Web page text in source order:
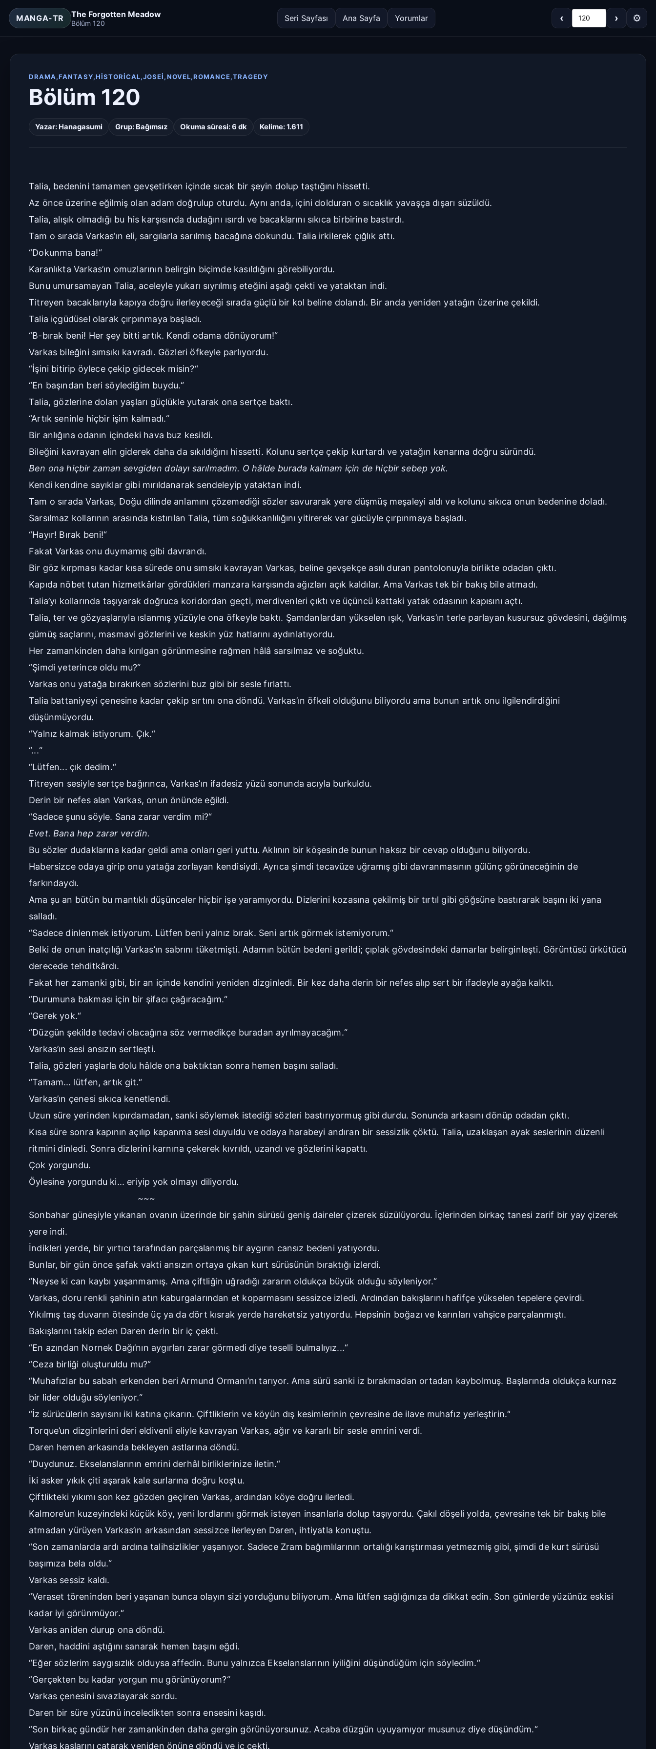
MANGA-TR The Forgotten Meadow
Bölüm 120 Seri Sayfası Ana Sayfa Yorumlar ‹ 120 › ⚙
İlk Bölüm
DRAMA,FANTASY,HISTORICAL,JOSEI,NOVEL,ROMANCE,TRAGEDY
Bölüm 120
Yazar: Hanagasumi Grup: Bağımsız Okuma süresi: 6 dk Kelime: 1.611
Talia, bedenini tamamen gevşetirken içinde sıcak bir şeyin dolup taştığını hissetti.
Az önce üzerine eğilmiş olan adam doğrulup oturdu. Aynı anda, içini dolduran o sıcaklık yavaşça dışarı süzüldü.
Talia, alışık olmadığı bu his karşısında dudağını ısırdı ve bacaklarını sıkıca birbirine bastırdı.
Tam o sırada Varkas’ın eli, sargılarla sarılmış bacağına dokundu. Talia irkilerek çığlık attı.
“Dokunma bana!“
Karanlıkta Varkas’ın omuzlarının belirgin biçimde kasıldığını görebiliyordu.
Bunu umursamayan Talia, aceleyle yukarı sıyrılmış eteğini aşağı çekti ve yataktan indi.
Titreyen bacaklarıyla kapıya doğru ilerleyeceği sırada güçlü bir kol beline dolandı. Bir anda yeniden yatağın üzerine çekildi.
Talia içgüdüsel olarak çırpınmaya başladı.
“B-bırak beni! Her şey bitti artık. Kendi odama dönüyorum!“
Varkas bileğini sımsıkı kavradı. Gözleri öfkeyle parlıyordu.
“İşini bitirip öylece çekip gidecek misin?“
“En başından beri söylediğim buydu.“
Talia, gözlerine dolan yaşları güçlükle yutarak ona sertçe baktı.
“Artık seninle hiçbir işim kalmadı.“
Bir anlığına odanın içindeki hava buz kesildi.
Bileğini kavrayan elin giderek daha da sıkıldığını hissetti. Kolunu sertçe çekip kurtardı ve yatağın kenarına doğru süründü.
Ben ona hiçbir zaman sevgiden dolayı sarılmadım. O hâlde burada kalmam için de hiçbir sebep yok.
Kendi kendine sayıklar gibi mırıldanarak sendeleyip yataktan indi.
Tam o sırada Varkas, Doğu dilinde anlamını çözemediği sözler savurarak yere düşmüş meşaleyi aldı ve kolunu sıkıca onun bedenine doladı.
Sarsılmaz kollarının arasında kıstırılan Talia, tüm soğukkanlılığını yitirerek var gücüyle çırpınmaya başladı.
“Hayır! Bırak beni!“
Fakat Varkas onu duymamış gibi davrandı.
Bir göz kırpması kadar kısa sürede onu sımsıkı kavrayan Varkas, beline gevşekçe asılı duran pantolonuyla birlikte odadan çıktı.
Kapıda nöbet tutan hizmetkârlar gördükleri manzara karşısında ağızları açık kaldılar. Ama Varkas tek bir bakış bile atmadı.
Talia’yı kollarında taşıyarak doğruca koridordan geçti, merdivenleri çıktı ve üçüncü kattaki yatak odasının kapısını açtı.
Talia, ter ve gözyaşlarıyla ıslanmış yüzüyle ona öfkeyle baktı. Şamdanlardan yükselen ışık, Varkas’ın terle parlayan kusursuz gövdesini, dağılmış
gümüş saçlarını, masmavi gözlerini ve keskin yüz hatlarını aydınlatıyordu.
Her zamankinden daha kırılgan görünmesine rağmen hâlâ sarsılmaz ve soğuktu.
“Şimdi yeterince oldu mu?“
Varkas onu yatağa bırakırken sözlerini buz gibi bir sesle fırlattı.
Talia battaniyeyi çenesine kadar çekip sırtını ona döndü. Varkas’ın öfkeli olduğunu biliyordu ama bunun artık onu ilgilendirdiğini
düşünmüyordu.
“Yalnız kalmak istiyorum. Çık.“
“...“
“Lütfen... çık dedim.“
Titreyen sesiyle sertçe bağırınca, Varkas’ın ifadesiz yüzü sonunda acıyla burkuldu.
Derin bir nefes alan Varkas, onun önünde eğildi.
“Sadece şunu söyle. Sana zarar verdim mi?“
Evet. Bana hep zarar verdin.
Bu sözler dudaklarına kadar geldi ama onları geri yuttu. Aklının bir köşesinde bunun haksız bir cevap olduğunu biliyordu.
Habersizce odaya girip onu yatağa zorlayan kendisiydi. Ayrıca şimdi tecavüze uğramış gibi davranmasının gülünç görüneceğinin de
farkındaydı.
Ama şu an bütün bu mantıklı düşünceler hiçbir işe yaramıyordu. Dizlerini kozasına çekilmiş bir tırtıl gibi göğsüne bastırarak başını iki yana
salladı.
“Sadece dinlenmek istiyorum. Lütfen beni yalnız bırak. Seni artık görmek istemiyorum.“
Belki de onun inatçılığı Varkas’ın sabrını tüketmişti. Adamın bütün bedeni gerildi; çıplak gövdesindeki damarlar belirginleşti. Görüntüsü ürkütücü
derecede tehditkârdı.
Fakat her zamanki gibi, bir an içinde kendini yeniden dizginledi. Bir kez daha derin bir nefes alıp sert bir ifadeyle ayağa kalktı.
“Durumuna bakması için bir şifacı çağıracağım.“
“Gerek yok.“
“Düzgün şekilde tedavi olacağına söz vermedikçe buradan ayrılmayacağım.“
Varkas’ın sesi ansızın sertleşti.
Talia, gözleri yaşlarla dolu hâlde ona baktıktan sonra hemen başını salladı.
“Tamam... lütfen, artık git.“
Varkas’ın çenesi sıkıca kenetlendi.
Uzun süre yerinden kıpırdamadan, sanki söylemek istediği sözleri bastırıyormuş gibi durdu. Sonunda arkasını dönüp odadan çıktı.
Kısa süre sonra kapının açılıp kapanma sesi duyuldu ve odaya harabeyi andıran bir sessizlik çöktü. Talia, uzaklaşan ayak seslerinin düzenli
ritmini dinledi. Sonra dizlerini karnına çekerek kıvrıldı, uzandı ve gözlerini kapattı.
Çok yorgundu.
Öylesine yorgundu ki... eriyip yok olmayı diliyordu.
~~~
Sonbahar güneşiyle yıkanan ovanın üzerinde bir şahin sürüsü geniş daireler çizerek süzülüyordu. İçlerinden birkaç tanesi zarif bir yay çizerek
yere indi.
İndikleri yerde, bir yırtıcı tarafından parçalanmış bir aygırın cansız bedeni yatıyordu.
Bunlar, bir gün önce şafak vakti ansızın ortaya çıkan kurt sürüsünün bıraktığı izlerdi.
“Neyse ki can kaybı yaşanmamış. Ama çiftliğin uğradığı zararın oldukça büyük olduğu söyleniyor.“
Varkas, doru renkli şahinin atın kaburgalarından et koparmasını sessizce izledi. Ardından bakışlarını hafifçe yükselen tepelere çevirdi.
Yıkılmış taş duvarın ötesinde üç ya da dört kısrak yerde hareketsiz yatıyordu. Hepsinin boğazı ve karınları vahşice parçalanmıştı.
Bakışlarını takip eden Daren derin bir iç çekti.
“En azından Nornek Dağı’nın aygırları zarar görmedi diye teselli bulmalıyız...“
“Ceza birliği oluşturuldu mu?“
“Muhafızlar bu sabah erkenden beri Armund Ormanı’nı tarıyor. Ama sürü sanki iz bırakmadan ortadan kaybolmuş. Başlarında oldukça kurnaz
bir lider olduğu söyleniyor.“
“İz sürücülerin sayısını iki katına çıkarın. Çiftliklerin ve köyün dış kesimlerinin çevresine de ilave muhafız yerleştirin.“
Torque’un dizginlerini deri eldivenli eliyle kavrayan Varkas, ağır ve kararlı bir sesle emrini verdi.
Daren hemen arkasında bekleyen astlarına döndü.
“Duydunuz. Ekselanslarının emrini derhâl birliklerinize iletin.“
İki asker yıkık çiti aşarak kale surlarına doğru koştu.
Çiftlikteki yıkımı son kez gözden geçiren Varkas, ardından köye doğru ilerledi.
Kalmore’un kuzeyindeki küçük köy, yeni lordlarını görmek isteyen insanlarla dolup taşıyordu. Çakıl döşeli yolda, çevresine tek bir bakış bile
atmadan yürüyen Varkas’ın arkasından sessizce ilerleyen Daren, ihtiyatla konuştu.
“Son zamanlarda ardı ardına talihsizlikler yaşanıyor. Sadece Zram bağımlılarının ortalığı karıştırması yetmezmiş gibi, şimdi de kurt sürüsü
başımıza bela oldu.“
Varkas sessiz kaldı.
“Veraset töreninden beri yaşanan bunca olayın sizi yorduğunu biliyorum. Ama lütfen sağlığınıza da dikkat edin. Son günlerde yüzünüz eskisi
kadar iyi görünmüyor.“
Varkas aniden durup ona döndü.
Daren, haddini aştığını sanarak hemen başını eğdi.
“Eğer sözlerim saygısızlık olduysa affedin. Bunu yalnızca Ekselanslarının iyiliğini düşündüğüm için söyledim.“
“Gerçekten bu kadar yorgun mu görünüyorum?“
Varkas çenesini sıvazlayarak sordu.
Daren bir süre yüzünü inceledikten sonra ensesini kaşıdı.
“Son birkaç gündür her zamankinden daha gergin görünüyorsunuz. Acaba düzgün uyuyamıyor musunuz diye düşündüm.“
Varkas kaşlarını çatarak yeniden önüne döndü ve iç çekti.